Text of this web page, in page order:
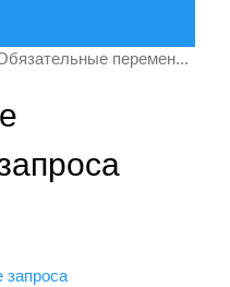
перемен...